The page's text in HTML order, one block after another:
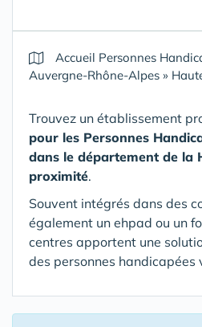
Accueil Personnes
Auvergne-Rhône-Alpes »
Trouvez un établissement
pour les Personnes
dans le département de la
proximité.
Souvent intégrés dans des
également un ehpad ou un
centres apportent une
des personnes handicapées